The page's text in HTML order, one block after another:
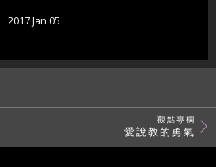
2017 Jan 05
觀點專欄
愛說教的勇氣